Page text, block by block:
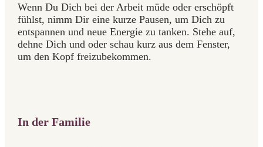
Wenn Du Dich bei der Arbeit müde oder erschöpft
fühlst, nimm Dir eine kurze Pausen, um Dich zu
entspannen und neue Energie zu tanken. Stehe auf,
dehne Dich und oder schau kurz aus dem Fenster,
um den Kopf freizubekommen.
In der Familie